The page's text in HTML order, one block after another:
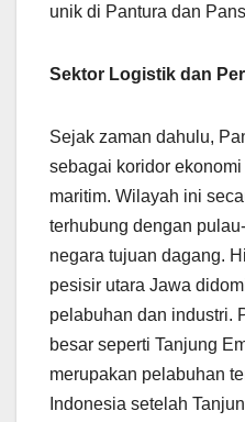
unik di Pantura dan
Sektor Logistik dan
Sejak zaman dahulu,
sebagai koridor
maritim. Wilayah ini
terhubung dengan
negara tujuan dagang.
pesisir utara Jawa
pelabuhan dan industri.
besar seperti Tanjung
merupakan pelabuhan
Indonesia setelah